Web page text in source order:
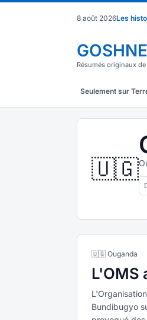
8 août 2026Les
Résumés originaux
Seulement sur
🇺🇬
🇺🇬 Ouganda
L'OMS
Bundibugyo